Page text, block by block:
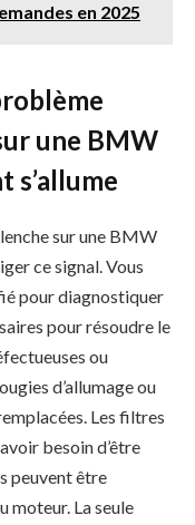
en 2025
une BMW
s’allume
sur une BMW
ce signal. Vous
pour diagnostiquer
pour résoudre le
ou
d’allumage ou
Les filtres
besoin d’être
peuvent être
moteur. La seule